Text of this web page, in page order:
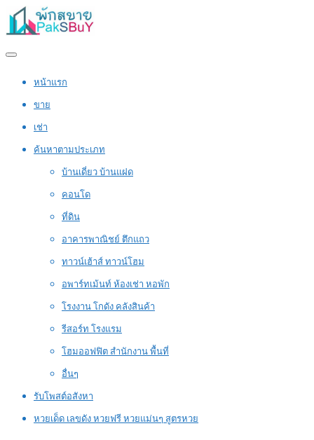
หน้าแรก
ขาย
เช่า
ค้นหาตามประเภท
บ้านเดี่ยว บ้านแฝด
คอนโด
ที่ดิน
อาคารพาณิชย์ ตึกแถว
ทาวน์เฮ้าส์ ทาวน์โฮม
อพาร์ทเม้นท์ ห้องเช่า หอพัก
โรงงาน โกดัง คลังสินค้า
รีสอร์ท โรงแรม
โฮมออฟฟิต สำนักงาน พื้นที่
อื่นๆ
รับโพสต์อสังหา
หวยเด็ด เลขดัง หวยฟรี หวยแม่นๆ สูตรหวย